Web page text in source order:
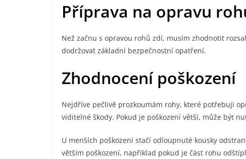
Příprava na opravu
Než začnu s opravou rohů zdí, musím zhodnotit
dodržovat základní bezpečnostní opatření.
Zhodnocení poškození
Nejdříve pečlivě prozkoumám rohy, které potřebuji
viditelné škody. Pokud je poškození větší, může být
U menších poškození stačí odloupnuté kousky
větším poškození, například pokud je část rohu